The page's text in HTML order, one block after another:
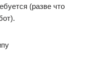
(разве что